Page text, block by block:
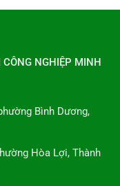
NGHIỆP MINH
Bình Dương,
Hòa Lợi, Thành